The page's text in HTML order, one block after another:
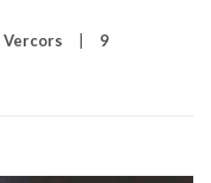
Vercors 9